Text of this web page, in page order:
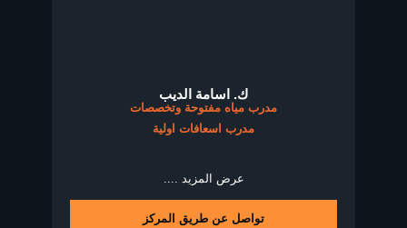
ك. اسامة الديب
مدرب مياه مفتوحة وتخصصات
مدرب اسعافات اولية
عرض المزيد ....
تواصل عن طريق المركز